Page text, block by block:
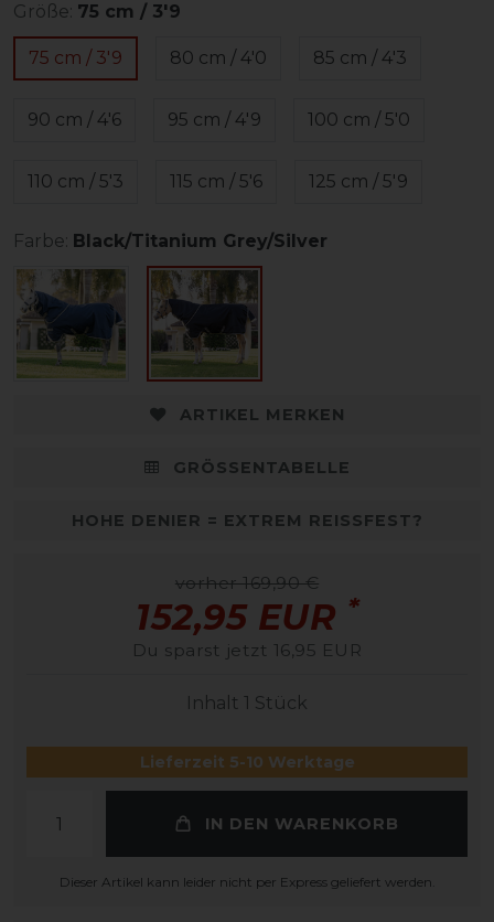
Größe: 75 cm / 3'9
75 cm / 3'9 80 cm / 4'0 85 cm / 4'3
90 cm / 4'6 95 cm / 4'9 100 cm / 5'0
110 cm / 5'3 115 cm / 5'6 125 cm / 5'9
Farbe: Black/Titanium Grey/Silver
ARTIKEL MERKEN
GRÖSSENTABELLE
HOHE DENIER = EXTREM REISSFEST?
vorher 169,90 €
152,95 EUR *
Du sparst jetzt 16,95 EUR
Inhalt 1 Stück
Lieferzeit 5-10 Werktage
IN DEN WARENKORB
Dieser Artikel kann leider nicht per Express geliefert werden.